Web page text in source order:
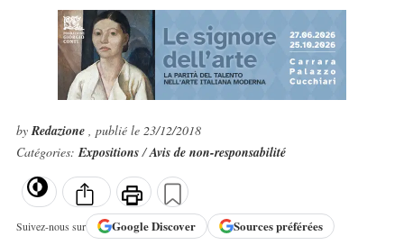
byRedazione , publié le 23/12/2018
Catégories:Expositions/Avis de non-responsabilité
Suivez-nous sur GoogleDiscover Sources préférées